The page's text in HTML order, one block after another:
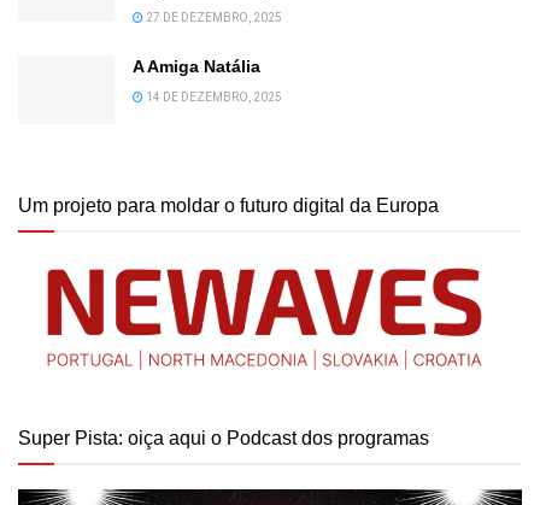
27 DE DEZEMBRO, 2025
A Amiga Natália
14 DE DEZEMBRO, 2025
Um projeto para moldar o futuro digital da Europa
Super Pista: oiça aqui o Podcast dos programas